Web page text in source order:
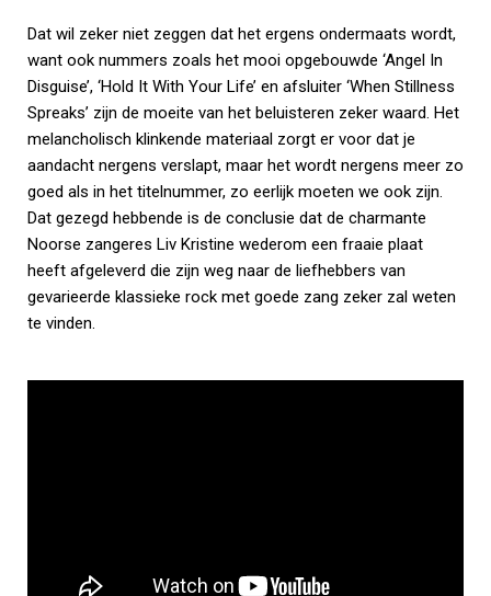
Dat wil zeker niet zeggen dat het ergens ondermaats wordt,
want ook nummers zoals het mooi opgebouwde ‘Angel In
Disguise’, ‘Hold It With Your Life’ en afsluiter ‘When Stillness
Spreaks’ zijn de moeite van het beluisteren zeker waard. Het
melancholisch klinkende materiaal zorgt er voor dat je
aandacht nergens verslapt, maar het wordt nergens meer zo
goed als in het titelnummer, zo eerlijk moeten we ook zijn.
Dat gezegd hebbende is de conclusie dat de charmante
Noorse zangeres Liv Kristine wederom een fraaie plaat
heeft afgeleverd die zijn weg naar de liefhebbers van
gevarieerde klassieke rock met goede zang zeker zal weten
te vinden.